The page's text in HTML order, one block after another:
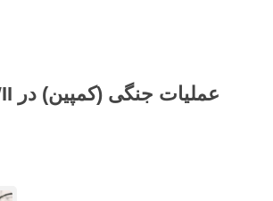
عملیات جنگی (کمپین) در Call Of Duty: WWII